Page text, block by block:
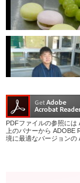
PDFファイルの参照には
上のバナーから ADOBE
境に最適なバージョンの